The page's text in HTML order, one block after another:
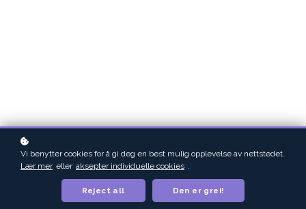
Vi benytter cookies for å gi deg en best mulig opplevelse av nettstedet.
Lær mer eller aksepter individuelle cookies .
Reject all Den er grei!